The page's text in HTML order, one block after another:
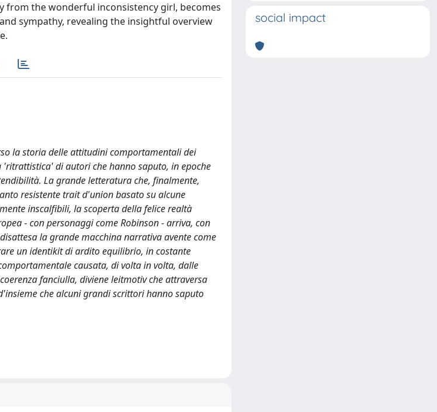
the wonderful inconsistency girl, becomes
sympathy, revealing the insightful overview
la storia delle attitudini comportamentali dei
di autori che hanno saputo, in epoche
La grande letteratura che, finalmente,
resistente trait d'union basato su alcune
inscalfibili, la scoperta della felice realtà
- con personaggi come Robinson - arriva, con
la grande macchina narrativa avente come
un identikit di ardito equilibrio, in costante
causata, di volta in volta, dalle
fanciulla, diviene leitmotiv che attraversa
che alcuni grandi scrittori hanno saputo
social impact